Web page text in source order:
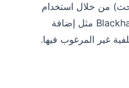
من خلال استخدام
العديد من تقنيات Blackhat SEO مثل إضافة
غير المرغوب فيها.